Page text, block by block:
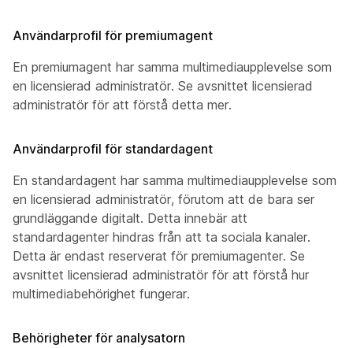
Användarprofil för premiumagent
En premiumagent har samma multimediaupplevelse som
en licensierad administratör. Se avsnittet licensierad
administratör för att förstå detta mer.
Användarprofil för standardagent
En standardagent har samma multimediaupplevelse som
en licensierad administratör, förutom att de bara ser
grundläggande digitalt. Detta innebär att
standardagenter hindras från att ta sociala kanaler.
Detta är endast reserverat för premiumagenter. Se
avsnittet licensierad administratör för att förstå hur
multimediabehörighet fungerar.
Behörigheter för analysatorn